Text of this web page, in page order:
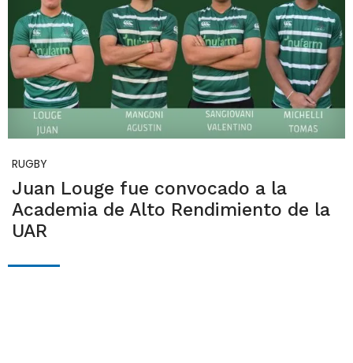
RUGBY
Juan Louge fue convocado a la
Academia de Alto Rendimiento de la
UAR